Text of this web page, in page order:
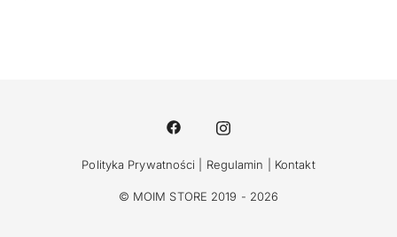
Polityka Prywatności Regulamin Kontakt
© MOIM STORE 2019 - 2026